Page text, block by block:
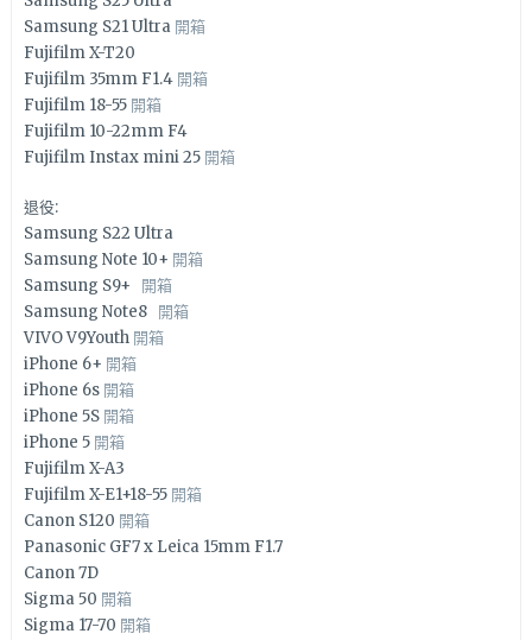
Samsung S21 Ultra 開箱
Fujifilm X-T20
Fujifilm 35mm F1.4 開箱
Fujifilm 18-55 開箱
Fujifilm 10-22mm F4
Fujifilm Instax mini 25 開箱
退役:
Samsung S22 Ultra
Samsung Note 10+ 開箱
Samsung S9+ 開箱
Samsung Note8 開箱
VIVO V9Youth 開箱
iPhone 6+ 開箱
iPhone 6s 開箱
iPhone 5S 開箱
iPhone 5 開箱
Fujifilm X-A3
Fujifilm X-E1+18-55 開箱
Canon S120 開箱
Panasonic GF7 x Leica 15mm F1.7
Canon 7D
Sigma 50 開箱
Sigma 17-70 開箱